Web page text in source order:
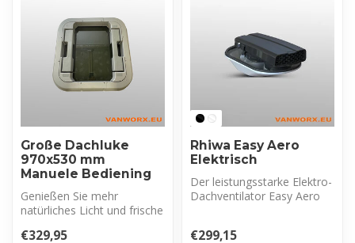
Große Dachluke
970x530 mm
Manuele Bediening
Genießen Sie mehr
natürliches Licht und frische
oder Woh...
€329,95
Rhiwa Easy Aero
Elektrisch
Der leistungsstarke Elektro-
Dachventilator Easy Aero
€299,15